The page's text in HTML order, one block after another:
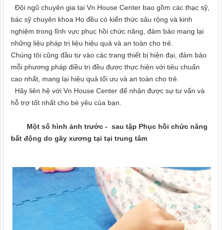
Đội ngũ chuyên gia tại Vn House Center bao gồm các thạc sỹ,
bác sỹ chuyên khoa Họ đều có kiến thức sâu rộng và kinh
nghiệm trong lĩnh vực phục hồi chức năng, đảm bảo mang lại
những liệu pháp trị liệu hiệu quả và an toàn cho trẻ.
Chúng tôi cũng đầu tư vào các trang thiết bị hiện đại, đảm bảo
mỗi phương pháp điều trị đều được thực hiện với tiêu chuẩn
cao nhất, mang lại hiệu quả tối ưu và an toàn cho trẻ.
Hãy liên hệ với Vn House Center để nhận được sự tư vấn và
hỗ trợ tốt nhất cho bé yêu của bạn.
Một số hình ảnh trước - sau tập Phục hồi chức năng
bất động do gãy xương tại tại trung tâm